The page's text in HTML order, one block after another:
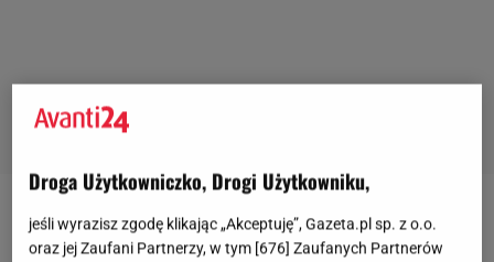
Droga Użytkowniczko, Drogi Użytkowniku,
jeśli wyrazisz zgodę klikając „Akceptuję”, Gazeta.pl sp. z o.o.
oraz jej Zaufani Partnerzy, w tym [676] Zaufanych Partnerów